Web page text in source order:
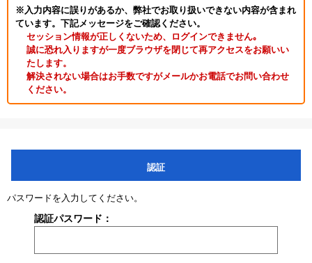
※入力内容に誤りがあるか、弊社でお取り扱いできない内容が含まれ
ています。下記メッセージをご確認ください。
セッション情報が正しくないため、ログインできません｡
誠に恐れ入りますが一度ブラウザを閉じて再アクセスをお願いい
たします。
解決されない場合はお手数ですがメールかお電話でお問い合わせ
ください。
認証
パスワードを入力してください。
認証パスワード：